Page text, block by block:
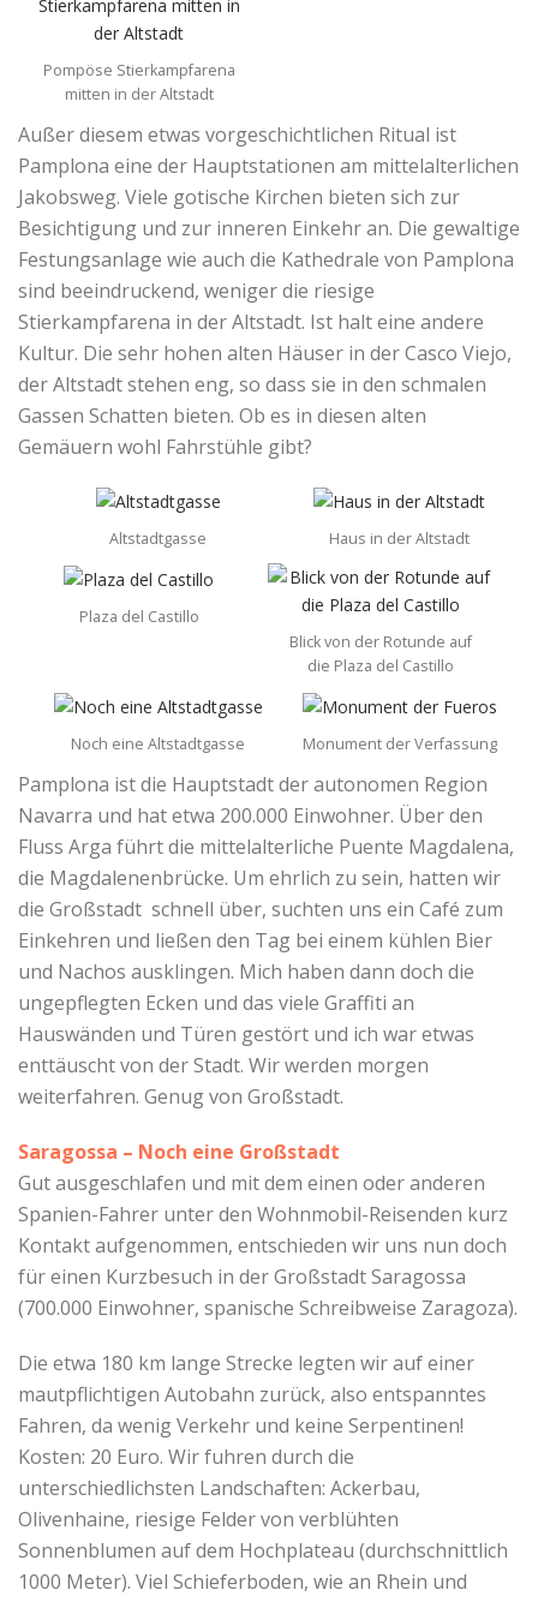
Pompöse Stierkampfarena
mitten in der Altstadt
Außer diesem etwas vorgeschichtlichen Ritual ist
Pamplona eine der Hauptstationen am mittelalterlichen
Jakobsweg. Viele gotische Kirchen bieten sich zur
Besichtigung und zur inneren Einkehr an. Die gewaltige
Festungsanlage wie auch die Kathedrale von Pamplona
sind beeindruckend, weniger die riesige
Stierkampfarena in der Altstadt. Ist halt eine andere
Kultur. Die sehr hohen alten Häuser in der Casco Viejo,
der Altstadt stehen eng, so dass sie in den schmalen
Gassen Schatten bieten. Ob es in diesen alten
Gemäuern wohl Fahrstühle gibt?
Haus in der Altstadt
Altstadtgasse
Plaza del Castillo
Blick von der Rotunde auf
die Plaza del Castillo
Monument der Verfassung
Noch eine Altstadtgasse
Pamplona ist die Hauptstadt der autonomen Region
Navarra und hat etwa 200.000 Einwohner. Über den
Fluss Arga führt die mittelalterliche Puente Magdalena,
die Magdalenenbrücke. Um ehrlich zu sein, hatten wir
die Großstadt schnell über, suchten uns ein Café zum
Einkehren und ließen den Tag bei einem kühlen Bier
und Nachos ausklingen. Mich haben dann doch die
ungepflegten Ecken und das viele Graffiti an
Hauswänden und Türen gestört und ich war etwas
enttäuscht von der Stadt. Wir werden morgen
weiterfahren. Genug von Großstadt.
Saragossa – Noch eine Großstadt
Gut ausgeschlafen und mit dem einen oder anderen
Spanien-Fahrer unter den Wohnmobil-Reisenden kurz
Kontakt aufgenommen, entschieden wir uns nun doch
für einen Kurzbesuch in der Großstadt Saragossa
(700.000 Einwohner, spanische Schreibweise Zaragoza).
Die etwa 180 km lange Strecke legten wir auf einer
mautpflichtigen Autobahn zurück, also entspanntes
Fahren, da wenig Verkehr und keine Serpentinen!
Kosten: 20 Euro. Wir fuhren durch die
unterschiedlichsten Landschaften: Ackerbau,
Olivenhaine, riesige Felder von verblühten
Sonnenblumen auf dem Hochplateau (durchschnittlich
1000 Meter). Viel Schieferboden, wie an Rhein und